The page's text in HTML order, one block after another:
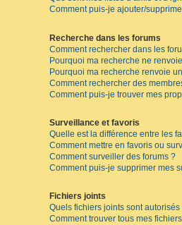
Comment puis-je ajouter/
Recherche dans les forums
Comment rechercher dans les
Pourquoi ma recherche ne
Pourquoi ma recherche renvoie
Comment rechercher des
Comment puis-je trouver mes
Surveillance et favoris
Quelle est la différence entre les
Comment mettre en favoris ou
Comment surveiller des forums ?
Comment puis-je supprimer mes
Fichiers joints
Quels fichiers joints sont
Comment trouver tous mes